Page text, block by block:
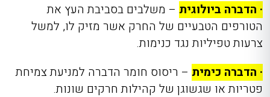
· הדברה ביולוגית – משלבים בסביבת העץ את
הטורפים הטבעיים של החרק אשר מזיק לו, למשל
צרעות טפיליות נגד כנימות.
· הדברה כימית – ריסוס חומר הדברה למניעת צמיחת
פטריות או שגשוגן של קהילות חרקים שונות.